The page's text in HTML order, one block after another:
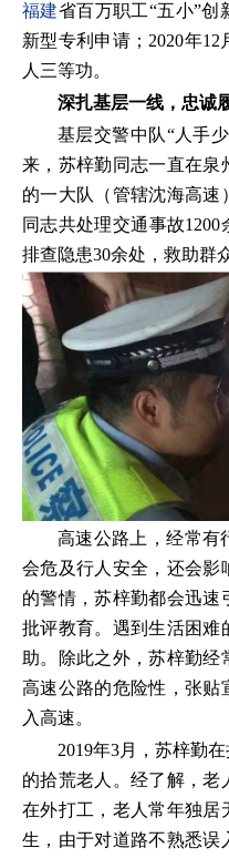
福建省百万职工“五小”创
新型专利申请；2020年
人三等功。
深扎基层一线，忠诚
基层交警中队“人手
来，苏梓勤同志一直在泉
的一大队（管辖沈海高速
同志共处理交通事故1200
排查隐患30余处，救助群
高速公路上，经常有
会危及行人安全，还会影
的警情，苏梓勤都会迅速
批评教育。遇到生活困难
助。除此之外，苏梓勤经
高速公路的危险性，张贴
入高速。
2019年3月，苏梓勤
的拾荒老人。经了解，老
在外打工，老人常年独居
生，由于对道路不熟悉误